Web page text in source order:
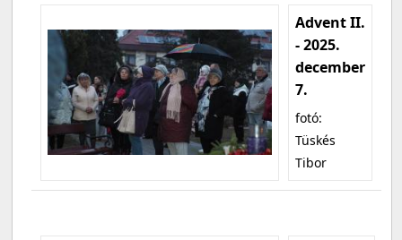
Advent II.
- 2025.
december
7.
fotó:
Tüskés
Tibor